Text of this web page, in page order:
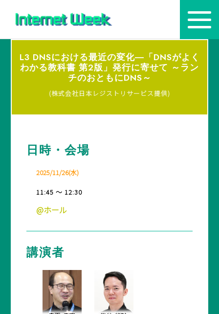
トップ
Internet Week とは
主催・後援・委員
メディア掲載
参加申込
L3 DNSにおける最近の変化―「DNSがよく
わかる教科書 第2版」発行に寄せて ～ラン
チのおともにDNS～
(株式会社日本レジストリサービス提供)
日時・会場
2025/11/26(水)
11:45 ～ 12:30
@ホール
講演者